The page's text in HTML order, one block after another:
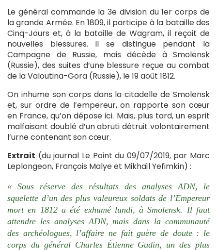
Le général commande la 3e division du 1er corps de
la grande Armée. En 1809, il participe à la bataille des
Cinq-Jours et, à la bataille de Wagram, il reçoit de
nouvelles blessures. Il se distingue pendant la
Campagne de Russie, mais décède à Smolensk
(Russie), des suites d’une blessure reçue au combat
de la Valoutina-Gora (Russie), le 19 août 1812.
On inhume son corps dans la citadelle de Smolensk
et, sur ordre de l’empereur, on rapporte son cœur
en France, qu’on dépose ici. Mais, plus tard, un esprit
malfaisant doublé d’un abruti détruit volontairement
l’urne contenant son cœur.
Extrait (du journal Le Point du 09/07/2019, par Marc
Leplongeon, François Malye et Mikhaïl Yefimkin) :
« Sous réserve des résultats des analyses ADN, le
squelette d’un des plus valeureux soldats de l’Empereur
mort en 1812 a été exhumé lundi, à Smolensk. Il faut
attendre les analyses ADN, mais dans la communauté
des archéologues, l’affaire ne fait guère de doute : le
corps du général Charles Étienne Gudin, un des plus